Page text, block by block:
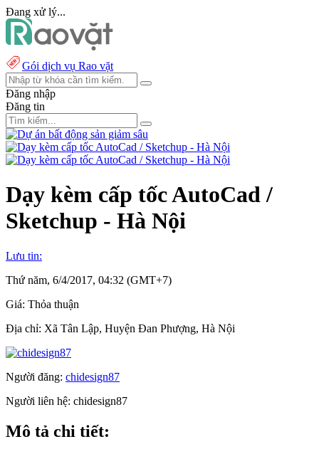
Đang xử lý...
Gói dịch vụ Rao vặt
Đăng nhập
Đăng tin
Dạy kèm cấp tốc AutoCad /
Sketchup - Hà Nội
Lưu tin:
Thứ năm, 6/4/2017, 04:32 (GMT+7)
Giá: Thỏa thuận
Địa chỉ: Xã Tân Lập, Huyện Đan Phượng, Hà Nội
Người đăng: chidesign87
Người liên hệ: chidesign87
Mô tả chi tiết: